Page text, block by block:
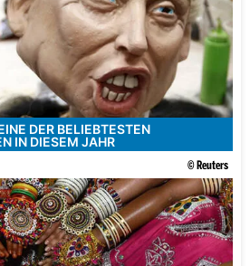
DER BELIEBTESTEN
IN DIESEM JAHR
© Reuters